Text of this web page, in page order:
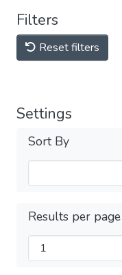
Filters
Reset filters
Settings
Sort By
Results per page